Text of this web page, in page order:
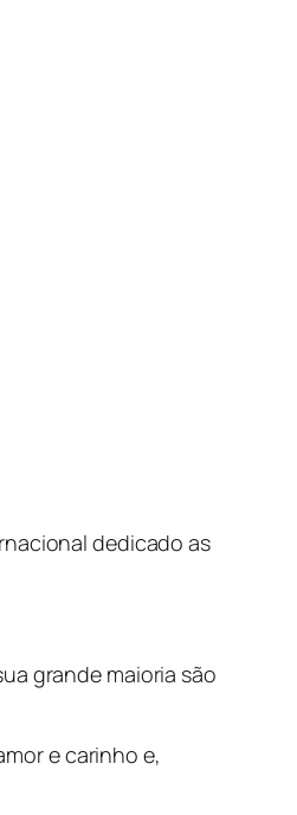
dedicado as
grande maioria são
e carinho e,